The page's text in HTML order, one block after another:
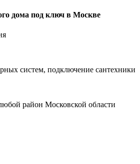
дома под ключ в Москве
систем, подключение сантехники
район Московской области